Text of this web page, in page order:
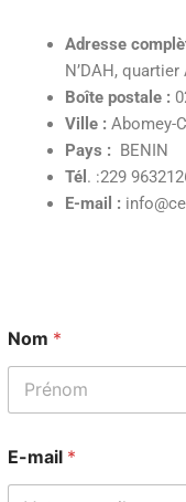
Adresse
N’DAH,
Boîte postale :
Ville :
Pays : BENIN
Tél . :229
E-mail :
Nom *
E-mail *